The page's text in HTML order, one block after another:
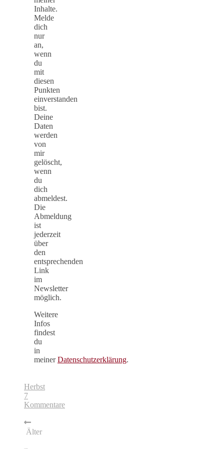
Inhalte.
Melde
dich
nur
an,
wenn
du
mit
diesen
Punkten
einverstanden
bist.
Deine
Daten
werden
von
mir
gelöscht,
wenn
du
dich
abmeldest.
Die
Abmeldung
ist
jederzeit
über
den
entsprechenden
Link
im
Newsletter
möglich.
Weitere
Infos
findest
du
in
meinerDatenschutzerklärung.
Herbst
7
Kommentare
Älter